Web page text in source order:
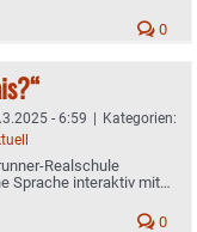
0
- 6:59 | Kategorien:
Realschule
Sprache interaktiv mit
0